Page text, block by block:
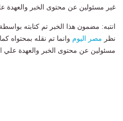
غير مسئولين عن محتوى الخبر والعهدة
انتبه: مضمون هذا الخبر تم كتابته بواسطة
نظر مصر اليوم وانما تم نقله بمحتواه
مسئولين عن محتوى الخبر والعهدة علي